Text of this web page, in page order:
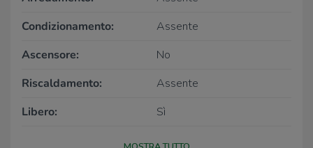
Condizionamento:
Assente
Ascensore:
No
Riscaldamento:
Assente
Libero:
Sì